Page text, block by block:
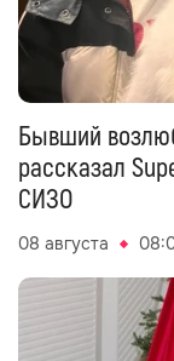
Бывший
рассказал
СИЗО
08 августа